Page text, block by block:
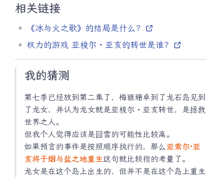
相关链接
《冰与火之歌》的结局是什么？
权力的游戏 亚梭尔・亚亥的转世是谁？
我的猜测
第七季已经放到第二集了，梅丽珊卓到了龙石岛见到
了龙女，并认为龙女就是亚梭尔・亚亥转世，是拯救
世界之人。
但我个人觉得应该是囧雪的可能性比较高。
如果预言的事件是按照顺序执行的，那么 亚索尔·亚
亥将于烟与盐之地重生这句就比较指的考量了。
龙女是在这个岛上出生的，但并不是在这个岛上重生